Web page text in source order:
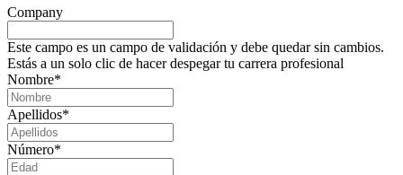
Company
Este campo es un campo de validación y debe quedar sin cambios.
Estás a un solo clic de hacer despegar tu carrera profesional
Nombre*
Apellidos*
Número*